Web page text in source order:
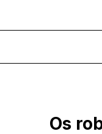
Classificados
Os